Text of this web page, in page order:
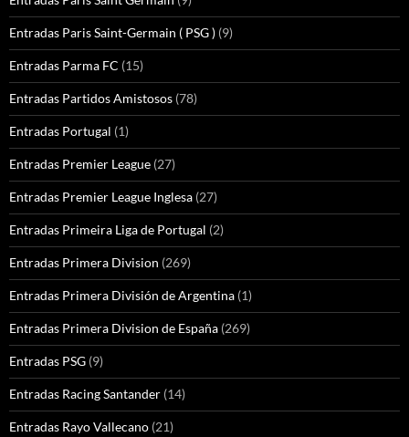
Entradas Paris Saint-Germain ( PSG ) (9)
Entradas Parma FC (15)
Entradas Partidos Amistosos (78)
Entradas Portugal (1)
Entradas Premier League (27)
Entradas Premier League Inglesa (27)
Entradas Primeira Liga de Portugal (2)
Entradas Primera Division (269)
Entradas Primera División de Argentina (1)
Entradas Primera Division de España (269)
Entradas PSG (9)
Entradas Racing Santander (14)
Entradas Rayo Vallecano (21)